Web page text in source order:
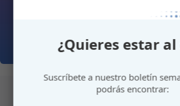
¿Quieres estar al
Suscríbete a nuestro boletín
podrás encontrar: